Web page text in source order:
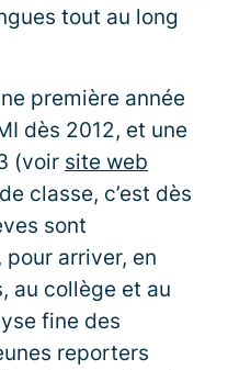
tout au long
première année
dès 2012, et une
(voir site web
classe, c’est dès
sont
arriver, en
au collège et au
fine des
reporters